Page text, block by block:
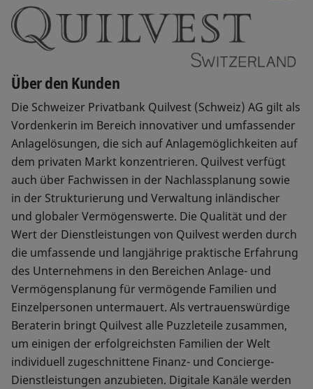
Über den Kunden
Die Schweizer Privatbank Quilvest (Schweiz) AG gilt als
Vordenkerin im Bereich innovativer und umfassender
Anlagelösungen, die sich auf Anlagemöglichkeiten auf
dem privaten Markt konzentrieren. Quilvest verfügt
auch über Fachwissen in der Nachlassplanung sowie
in der Strukturierung und Verwaltung inländischer
und globaler Vermögenswerte. Die Qualität und der
Wert der Dienstleistungen von Quilvest werden durch
die umfassende und langjährige praktische Erfahrung
des Unternehmens in den Bereichen Anlage- und
Vermögensplanung für vermögende Familien und
Einzelpersonen untermauert. Als vertrauenswürdige
Beraterin bringt Quilvest alle Puzzleteile zusammen,
um einigen der erfolgreichsten Familien der Welt
individuell zugeschnittene Finanz- und Concierge-
Dienstleistungen anzubieten. Digitale Kanäle werden